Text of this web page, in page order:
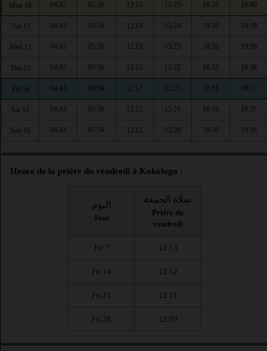
Mon 10 04:42 05:56 12:13 15:25 18:33 19:40
Tue 11 04:42 05:56 12:13 15:24 18:33 19:39
Wed 12 04:42 05:56 12:13 15:23 18:32 19:39
Thu 13 04:42 05:56 12:12 15:22 18:32 19:38
Fri 14 04:43 05:56 12:12 15:21 18:31 19:37
Sat 15 04:43 05:56 12:12 15:21 18:31 19:37
Sun 16 04:43 05:56 12:12 15:20 18:30 19:36
Heure de la prière du vendredi à Kokologo :
اليوم
Jour
صلاة الجمعة
Prière du
vendredi
Fri 7 12:13
Fri 14 12:12
Fri 21 12:11
Fri 28 12:09